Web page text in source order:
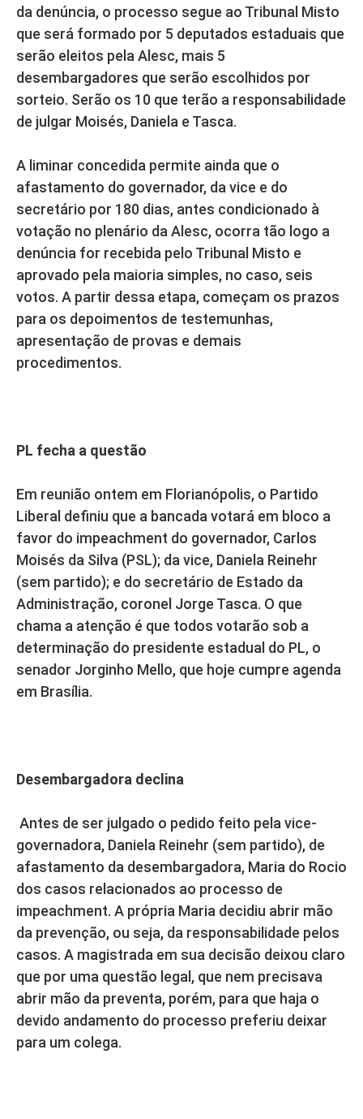
da denúncia, o processo segue ao Tribunal Misto
que será formado por 5 deputados estaduais que
serão eleitos pela Alesc, mais 5
desembargadores que serão escolhidos por
sorteio. Serão os 10 que terão a responsabilidade
de julgar Moisés, Daniela e Tasca.
A liminar concedida permite ainda que o
afastamento do governador, da vice e do
secretário por 180 dias, antes condicionado à
votação no plenário da Alesc, ocorra tão logo a
denúncia for recebida pelo Tribunal Misto e
aprovado pela maioria simples, no caso, seis
votos. A partir dessa etapa, começam os prazos
para os depoimentos de testemunhas,
apresentação de provas e demais
procedimentos.
PL fecha a questão
Em reunião ontem em Florianópolis, o Partido
Liberal definiu que a bancada votará em bloco a
favor do impeachment do governador, Carlos
Moisés da Silva (PSL); da vice, Daniela Reinehr
(sem partido); e do secretário de Estado da
Administração, coronel Jorge Tasca. O que
chama a atenção é que todos votarão sob a
determinação do presidente estadual do PL, o
senador Jorginho Mello, que hoje cumpre agenda
em Brasília.
Desembargadora declina
Antes de ser julgado o pedido feito pela vice-
governadora, Daniela Reinehr (sem partido), de
afastamento da desembargadora, Maria do Rocio
dos casos relacionados ao processo de
impeachment. A própria Maria decidiu abrir mão
da prevenção, ou seja, da responsabilidade pelos
casos. A magistrada em sua decisão deixou claro
que por uma questão legal, que nem precisava
abrir mão da preventa, porém, para que haja o
devido andamento do processo preferiu deixar
para um colega.